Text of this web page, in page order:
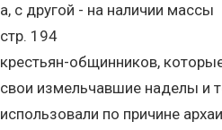
а, с другой - на наличии массы
стр. 194
крестьян-общинников,
свои измельчавшие наделы и
использовали по причине